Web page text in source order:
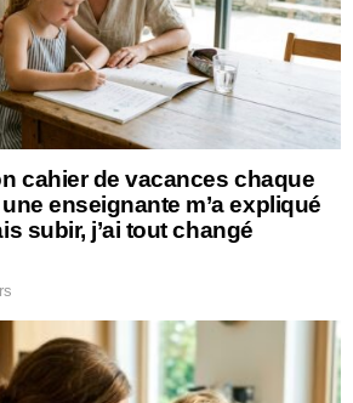
cahier de vacances chaque
enseignante m’a expliqué
subir, j’ai tout changé